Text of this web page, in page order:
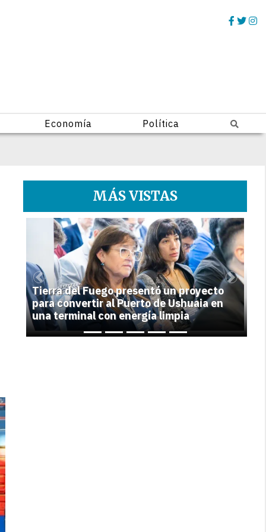
Economía Política
MÁS VISTAS
1
Tierra del Fuego presentó un proyecto
para convertir al Puerto de Ushuaia en
una terminal con energía limpia
Previous Next